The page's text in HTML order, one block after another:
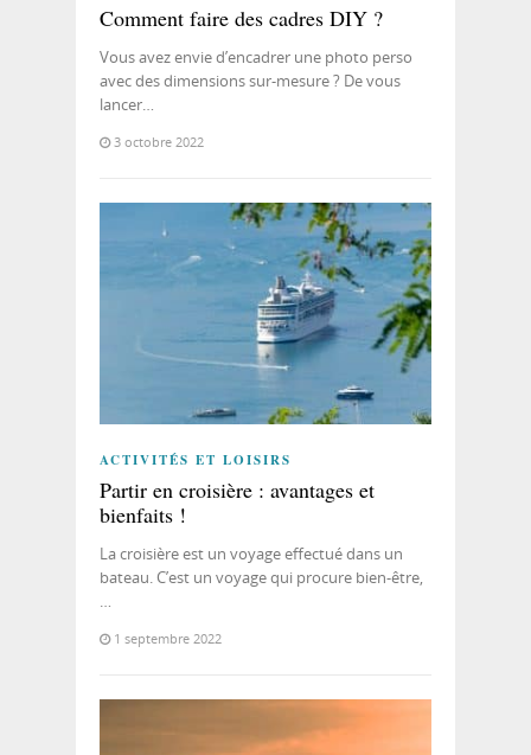
Comment faire des cadres DIY ?
Vous avez envie d’encadrer une photo perso
avec des dimensions sur-mesure ? De vous
lancer…
3 octobre 2022
ACTIVITÉS ET LOISIRS
Partir en croisière : avantages et
bienfaits !
La croisière est un voyage effectué dans un
bateau. C’est un voyage qui procure bien-être,
…
1 septembre 2022